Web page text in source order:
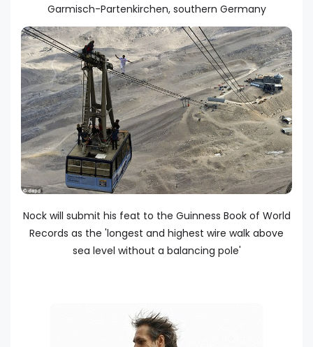
Garmisch-Partenkirchen, southern Germany
Nock will submit his feat to the Guinness Book of World
Records as the 'longest and highest wire walk above
sea level without a balancing pole'